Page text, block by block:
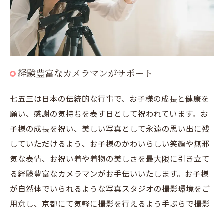
経験豊富なカメラマンがサポート
七五三は日本の伝統的な行事で、お子様の成長と健康を
願い、感謝の気持ちを表す日として祝われています。お
子様の成長を祝い、美しい写真として永遠の思い出に残
していただけるよう、お子様のかわいらしい笑顔や無邪
気な表情、お祝い着や着物の美しさを最大限に引き立て
る経験豊富なカメラマンがお手伝いいたします。お子様
が自然体でいられるような写真スタジオの撮影環境をご
用意し、京都にて気軽に撮影を行えるよう手ぶらで撮影